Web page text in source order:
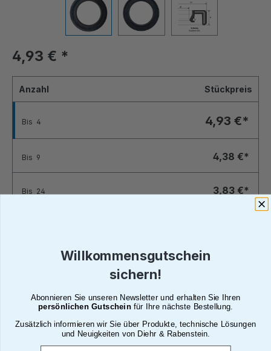
4,93 € *
Anzahl Stückpreis
Bis 4 4,93 €*
Bis 9 4,38 €*
Bis 24 3,83 €*
199 2,19 €*
Bis 249 1,86 €*
Willkommensgutschein
sichern!
Abonnieren Sie unseren Newsletter und erhalten Sie Ihren
persönlichen Gutscheinfür Ihre nächste Bestellung.
Zusätzlich informieren wir Sie über Produkte, technische Lösungen
und Neuigkeiten von Diehr & Rabenstein.